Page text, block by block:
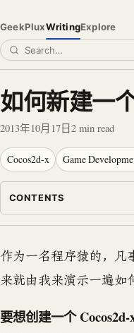
GeekPluxWritingExplore
如何新建一
2013年10月17日2 min read
Cocos2d-x Game
CONTENTS
作为一名程序猿的，凡
来就由我来演示一遍如
要想创建一个